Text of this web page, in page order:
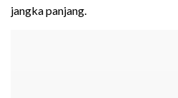
jangka panjang.